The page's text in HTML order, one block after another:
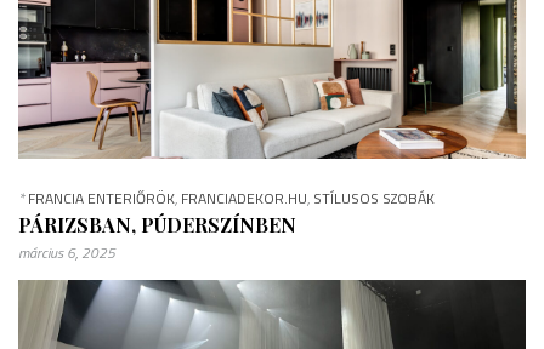
*FRANCIA ENTERIŐRÖK, FRANCIADEKOR.HU, STÍLUSOS SZOBÁK
PÁRIZSBAN, PÚDERSZÍNBEN
március 6, 2025